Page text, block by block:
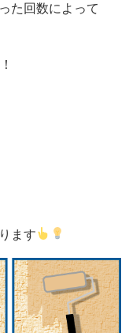
た回数によって
！
ます